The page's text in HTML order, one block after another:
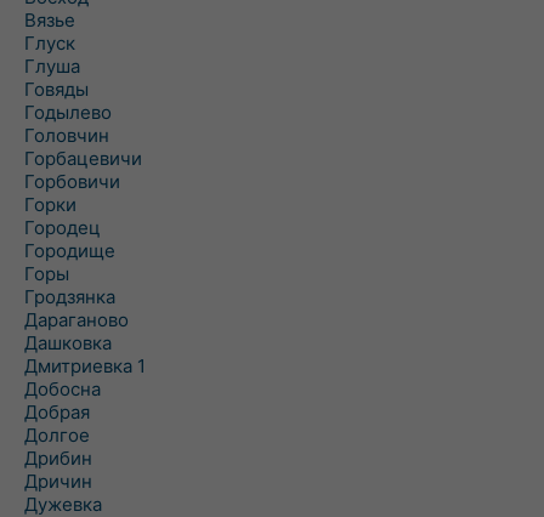
Вязье
Глуск
Глуша
Говяды
Годылево
Головчин
Горбацевичи
Горбовичи
Горки
Городец
Городище
Горы
Гродзянка
Дараганово
Дашковка
Дмитриевка 1
Добосна
Добрая
Долгое
Дрибин
Дричин
Дужевка